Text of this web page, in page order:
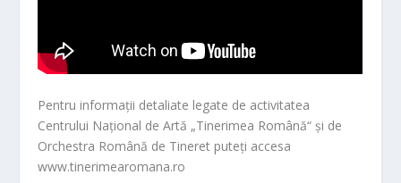
Pentru informații detaliate legate de activitatea
Centrului Național de Artă „Tinerimea Română“ și de
Orchestra Română de Tineret puteți accesa
www.tinerimearomana.ro